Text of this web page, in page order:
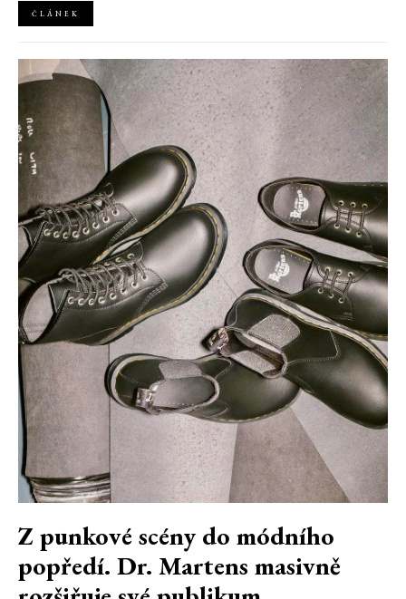
ČLÁNEK
Z punkové scény do módního
popředí. Dr. Martens masivně